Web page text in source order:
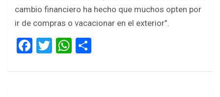
cambio financiero ha hecho que muchos opten por
ir de compras o vacacionar en el exterior”.
F
ce
T
tt
W
at ar